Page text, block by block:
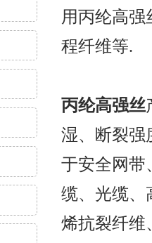
用丙纶高
程纤维等.
丙纶高强丝
湿、断裂强
于安全网带
缆、光缆、
烯抗裂纤维